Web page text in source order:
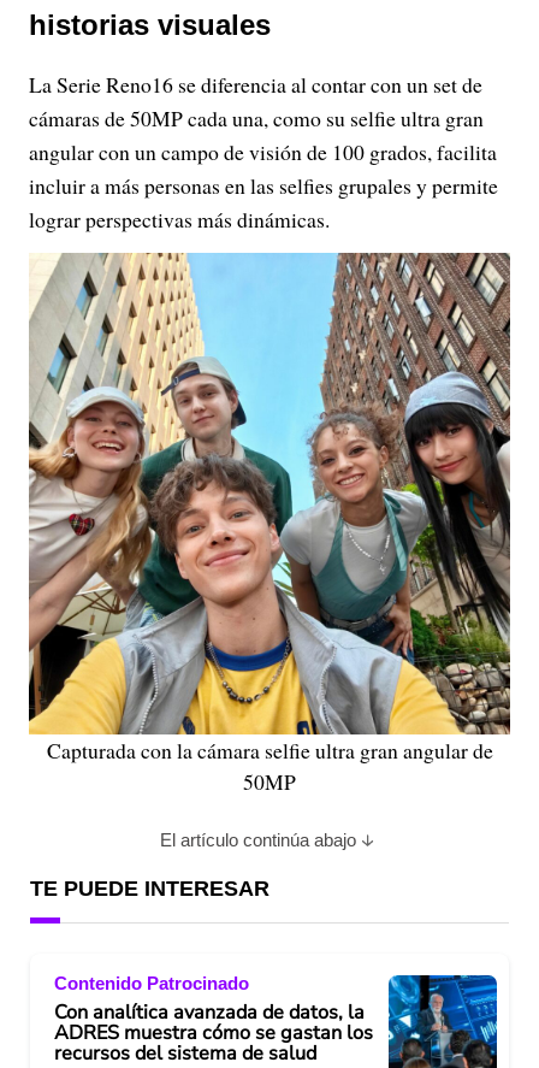
historias visuales
La Serie Reno16 se diferencia al contar con un set de
cámaras de 50MP cada una, como su selfie ultra gran
angular con un campo de visión de 100 grados, facilita
incluir a más personas en las selfies grupales y permite
lograr perspectivas más dinámicas.
Capturada con la cámara selfie ultra gran angular de
50MP
El artículo continúa abajo
TE PUEDE INTERESAR
Contenido Patrocinado
Con analítica avanzada de datos, la
ADRES muestra cómo se gastan los
recursos del sistema de salud